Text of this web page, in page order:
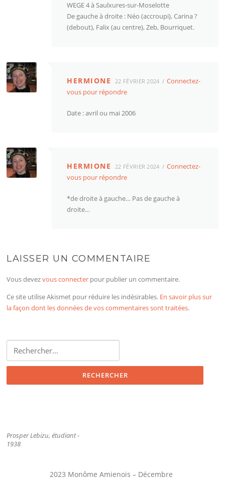
WEGE 4 à Saulxures-sur-Moselotte
De gauche à droite : Néo (accroupi), Carina ?
(debout), Falix (au centre), Zeb, Bourriquet.
HERMIONE 22 FÉVRIER 2024
Connectez-
vous pour répondre
Date : avril ou mai 2006
HERMIONE 22 FÉVRIER 2024
Connectez-
vous pour répondre
*de droite à gauche… Pas de gauche à
droite…
LAISSER UN COMMENTAIRE
Vous devezvous connecter pour publier un commentaire.
Ce site utilise Akismet pour réduire les indésirables. En savoir plus sur
la façon dont les données de vos commentaires sont traitées.
Prosper Lebizu, étudiant -
1938
2023 Monôme Amienois – Décembre